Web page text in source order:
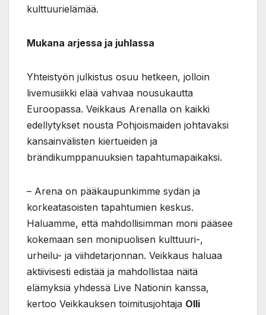
kulttuurielämää.
Mukana arjessa ja juhlassa
Yhteistyön julkistus osuu hetkeen, jolloin
livemusiikki elää vahvaa nousukautta
Euroopassa. Veikkaus Arenalla on kaikki
edellytykset nousta Pohjoismaiden johtavaksi
kansainvälisten kiertueiden ja
brändikumppanuuksien tapahtumapaikaksi.
– Arena on pääkaupunkimme sydän ja
korkeatasoisten tapahtumien keskus.
Haluamme, että mahdollisimman moni pääsee
kokemaan sen monipuolisen kulttuuri-,
urheilu- ja viihdetarjonnan. Veikkaus haluaa
aktiivisesti edistää ja mahdollistaa näitä
elämyksiä yhdessä Live Nationin kanssa,
kertoo Veikkauksen toimitusjohtaja Olli